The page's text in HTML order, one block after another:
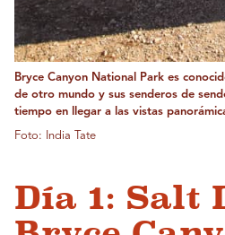
Bryce Canyon National Park es
de otro mundo y sus senderos de
tiempo en llegar a las vistas
Foto: India Tate
Día 1: Salt